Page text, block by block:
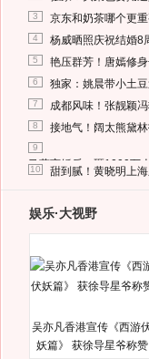
3 京东和奶茶哪个更
4 杨威晒照庆祝结婚8
5 艳压群芳！唐嫣修
6 独家：姚晨带小土
7 成都风味！张靓颖
8 接地气！阔太熊黛
9
马蓉离婚后，砸1000万
10 甜到腻！黄晓明上
娱乐·大视野
吴亦凡香港宣传《西游
妖篇》 获徐导星爷称赞